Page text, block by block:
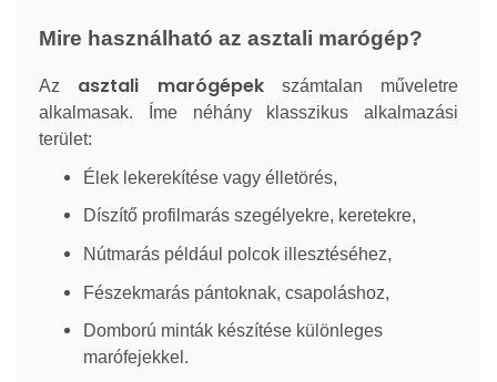
Mire használható az asztali marógép?
Az asztali marógépekszámtalan műveletre
alkalmasak. Íme néhány klasszikus alkalmazási
terület:
Élek lekerekítése vagy élletörés,
Díszítő profilmarás szegélyekre, keretekre,
Nútmarás például polcok illesztéséhez,
Fészekmarás pántoknak, csapoláshoz,
Domború minták készítése különleges
marófejekkel.